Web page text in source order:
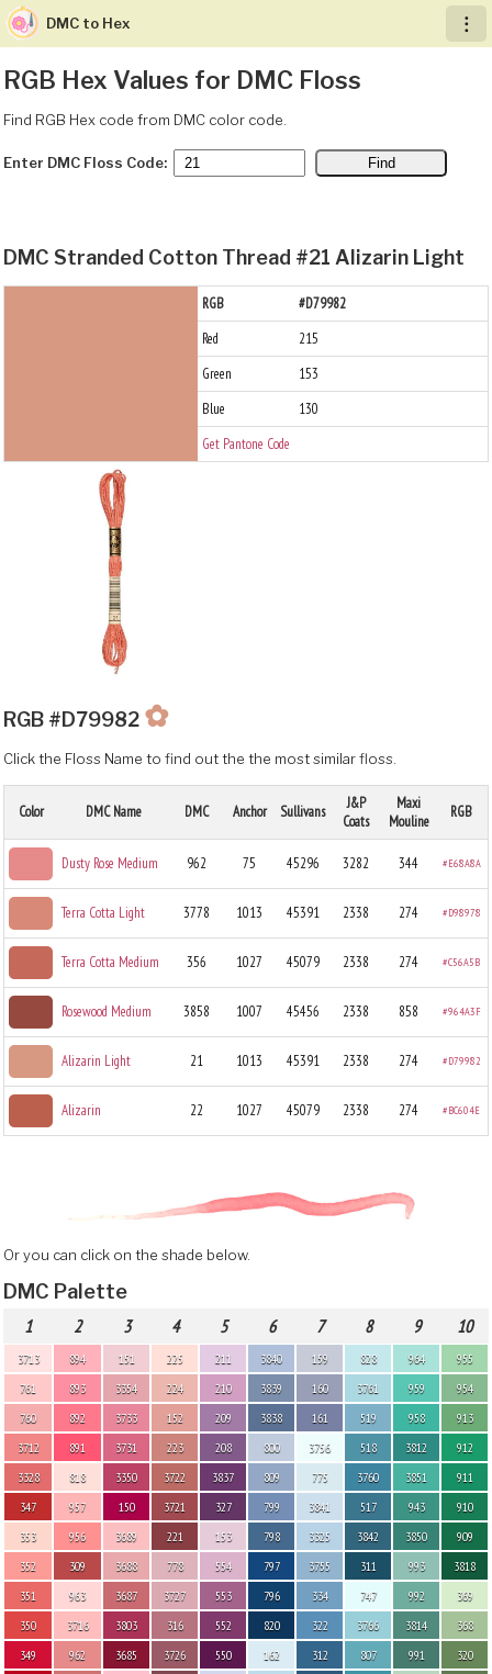
︙
DMC to Hex
RGB Hex Values for DMC Floss
Find RGB Hex code from DMC color code.
Enter DMC Floss Code:
DMC Stranded Cotton Thread #21 Alizarin Light
RGB
#D79982
Red
215
Green
153
Blue
130
Get Pantone Code
RGB #D79982 ✿
Click the Floss Name to find out the the most similar floss.
Color DMC Name DMC Anchor Sullivans
J&P
Coats
Maxi
Mouline
RGB
Dusty Rose Medium 962 75 45296 3282 344 #E68A8A
Terra Cotta Light 3778 1013 45391 2338 274 #D98978
Terra Cotta Medium 356 1027 45079 2338 274 #C56A5B
Rosewood Medium 3858 1007 45456 2338 858 #964A3F
Alizarin Light 21 1013 45391 2338 274 #D79982
Alizarin 22 1027 45079 2338 274 #BC604E
Or you can click on the shade below.
DMC Palette
1 2 3 4 5 6 7 8 9 10
3713
761
760
3712
3328
347
353
352
351
350
349
894
893
892
891
818
957
956
309
963
3716
962
151
3354
3733
3731
3350
150
3689
3688
3687
3803
3685
225
224
152
223
3722
3721
221
778
3727
316
3726
211
210
209
208
3837
327
153
554
553
552
550
3840
3839
3838
800
809
799
798
797
796
820
162
159
160
161
3756
775
3841
3325
3755
334
322
312
828
3761
519
518
3760
517
3842
311
747
3766
807
964
959
958
3812
3851
943
3850
993
992
3814
991
955
954
913
912
911
910
909
3818
369
368
320